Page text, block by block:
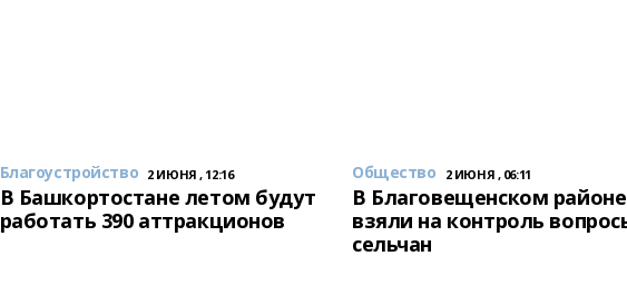
Благоустройство 2 ИЮНЯ , 12:16
В Башкортостане летом будут
работать 390 аттракционов
Общество 2 ИЮНЯ , 06:11
В Благовещенском районе
взяли на контроль
сельчан